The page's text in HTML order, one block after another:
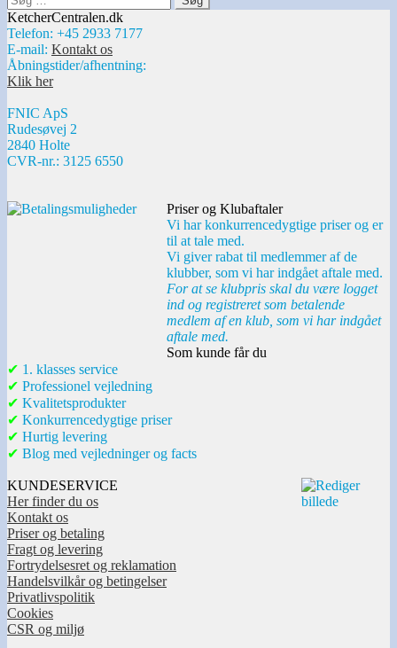
efter:
KetcherCentralen.dk
Telefon: +45 2933 7177
E-mail: Kontakt os
Åbningstider/afhentning:
Klik her
FNIC ApS
Rudesøvej 2
2840 Holte
CVR-nr.: 3125 6550
Priser og Klubaftaler
Vi har konkurrencedygtige priser og er
til at tale med.
Vi giver rabat til medlemmer af de
klubber, som vi har indgået aftale med.
For at se klubpris skal du være logget
ind og registreret som betalende
medlem af en klub, som vi har indgået
aftale med.
Som kunde får du
✔ 1. klasses service
✔ Professionel vejledning
✔ Kvalitetsprodukter
✔ Konkurrencedygtige priser
✔ Hurtig levering
✔ Blog med vejledninger og facts
KUNDESERVICE
Her finder du os
Kontakt os
Priser og betaling
Fragt og levering
Fortrydelsesret og reklamation
Handelsvilkår og betingelser
Privatlivspolitik
Cookies
CSR og miljø